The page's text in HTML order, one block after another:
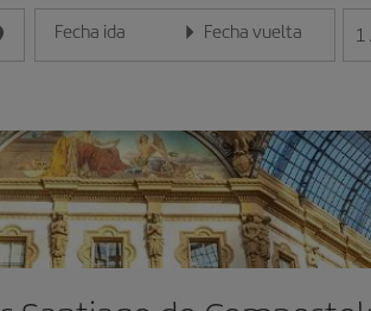
Fecha ida
Introduce la fecha en formato día/mes/año
Fecha vuelta
Introduce la fecha en 1